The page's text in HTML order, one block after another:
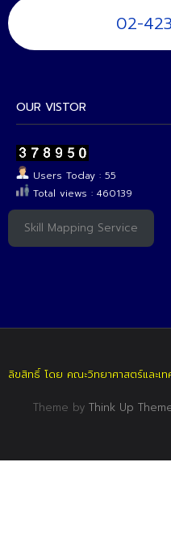
02-
OUR VISTOR
Users Today : 55
Total views : 460139
Skill Mapping Service
ลิขสิทธิ์ โดย คณะวิทยาศาสตร์และเ
Theme by Think Up